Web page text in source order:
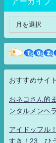
おすすめサイト
おネコさん的
ンタルメンヘ
アイドッフル
すき！23 ひ